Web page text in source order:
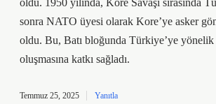
oldu. 1950 yılında, Kore Savaşı sırasında
sonra NATO üyesi olarak Kore’ye asker
oldu. Bu, Batı bloğunda Türkiye’ye yönelik
oluşmasına katkı sağladı.
Temmuz 25, 2025 Yanıtla